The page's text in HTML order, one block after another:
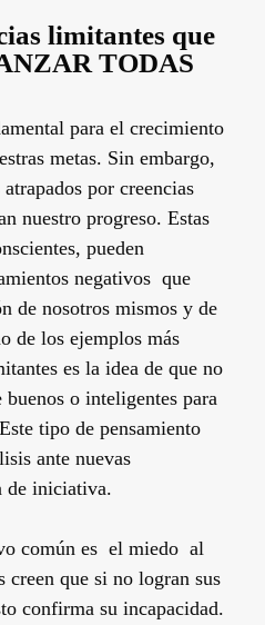
limitantes que
TODAS
para el crecimiento
metas. Sin embargo,
por creencias
nuestro progreso. Estas
pueden
negativos que
de nosotros mismos y de
de los ejemplos más
es la idea de que no
o inteligentes para
tipo de pensamiento
ante nuevas
de iniciativa.
común es el miedo al
creen que si no logran sus
confirma su incapacidad.